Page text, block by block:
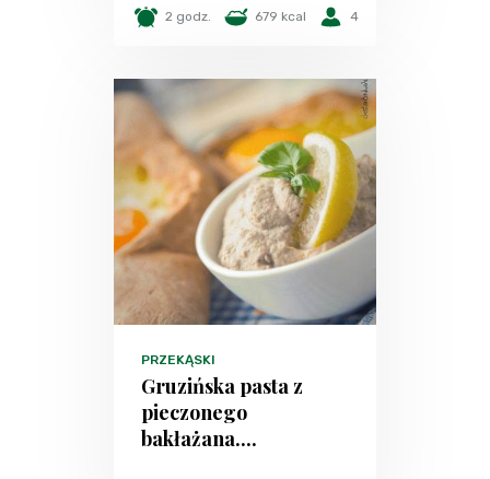
2 godz. 679 kcal 4
PRZEKĄSKI
Gruzińska pasta z
pieczonego
bakłażana....